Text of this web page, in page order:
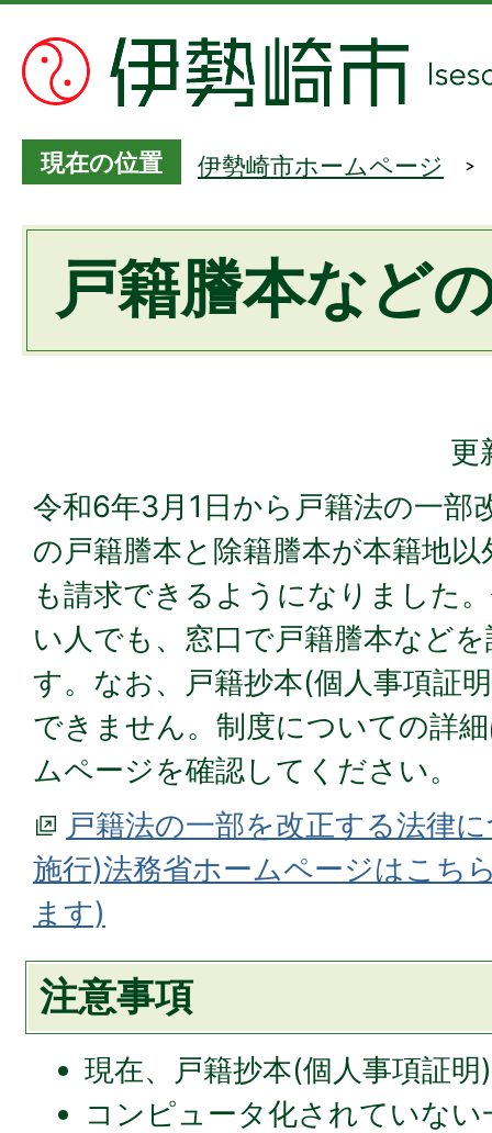
現在の位置 伊勢崎市ホームページ
戸籍謄本など
更
令和6年3月1日から戸籍法の一部
の戸籍謄本と除籍謄本が本籍地
も請求できるようになりました
い人でも、窓口で戸籍謄本など
す。なお、戸籍抄本(個人事項証
できません。制度についての詳
ムページを確認してください。
戸籍法の一部を改正する法律
施行)法務省ホームページはこち
ます)
注意事項
現在、戸籍抄本(個人事項証
コンピュータ化されていな